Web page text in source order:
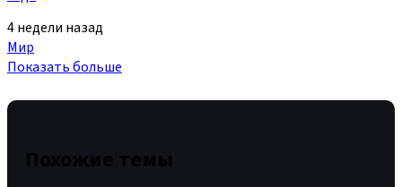
4 недели назад
Мир
Показать больше
Похожие темы